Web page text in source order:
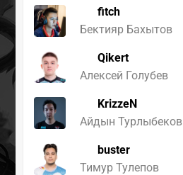
fitch
Бектияр Бахытов
Qikert
Алексей Голубев
KrizzeN
Айдын Турлыбеков
buster
Тимур Тулепов